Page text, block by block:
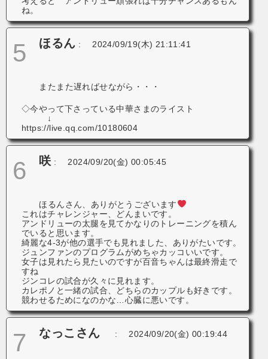
ね。
5 ほるん : 2024/09/19(木) 21:11:41
またまた遅ればせながら・・・
◇今やって下さっている中華さまのライスト
↓
https://live.qq.com/10180604
6 咲 : 2024/09/20(金) 00:05:45
ほるんさん、ありがとうございます
これはチャレンジャー、どんまいです。
アンドリューの太腿を見てかなりのトレーニングを積ん
でいると思います。
綺麗な4-3が他の選手でも見れました、ありがたいです。
ジュンファンのプログラムがめちゃカッコいいです。
女子は見れたら見たいのですが百音ちゃんは最終滑走で
すね
ジンコレの試合が久々に見れます。
カレポノと一緒の試合、どちらのカップルも好きです。
競わせるためになのかな…心臓に悪いです。
7 なっこさん : 2024/09/20(金) 00:19:44